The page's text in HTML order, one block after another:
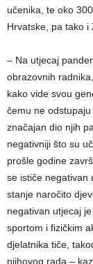
učenika, te oko
Hrvatske, pa tako i
– Na utjecaj
obrazovnih
kako vide svou
čemu ne
značajan dio njih
negativniji što su
prošle godine
se ističe negativan
stanje naročito
negativan utjecaj
sportom i fizičkim
djelatnika tiče,
njihovog rada –